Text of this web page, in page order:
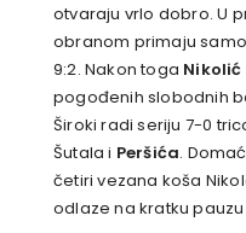
otvaraju vrlo dobro. U
obranom primaju
9:2. Nakon toga Nikolić
pogođenih slobodnih
Široki radi seriju 7-0
Šutala i Peršića.
četiri vezana koša
odlaze na kratku pauzu